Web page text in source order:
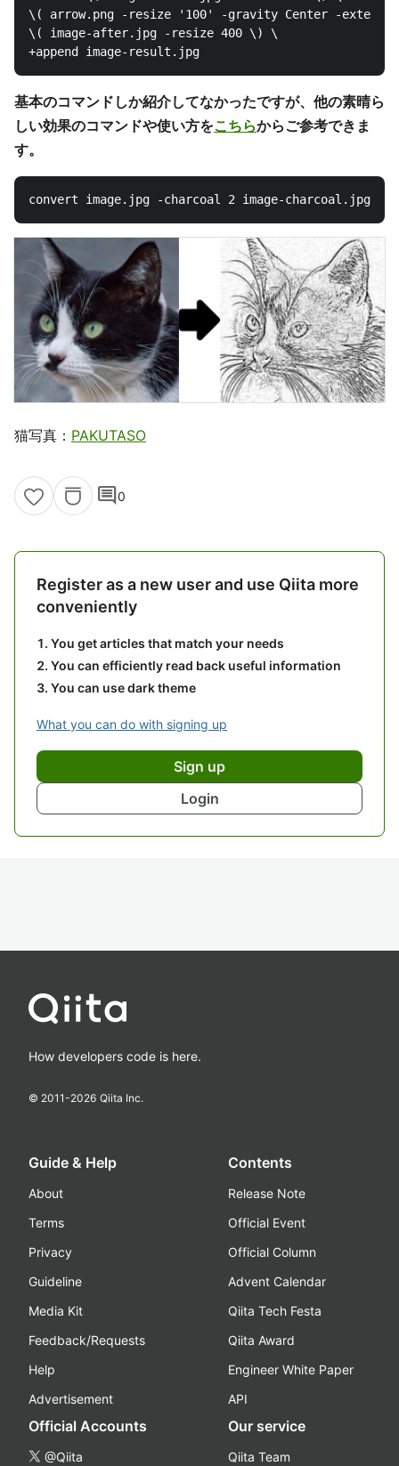
\( arrow.png -resize '100' -gravity Center -extent
\( image-after.jpg -resize 400 \) \
基本のコマンドしか紹介してなかったですが、他の素晴ら
しい効果のコマンドや使い方をこちらからご参考できま
す。
猫写真： PAKUTASO
comment0
Register as a new user and use Qiita more
conveniently
You get articles that match your needs
You can efficiently read back useful information
You can use dark theme
What you can do with signing up
Sign up
Login
How developers code is here.
© 2011-2026 Qiita Inc.
Guide & Help
About
Terms
Privacy
Guideline
Media Kit
Feedback/Requests
Help
Advertisement
Contents
Release Note
Official Event
Official Column
Advent Calendar
Qiita Tech Festa
Qiita Award
Engineer White Paper
API
Official Accounts
@Qiita
Our service
Qiita Team